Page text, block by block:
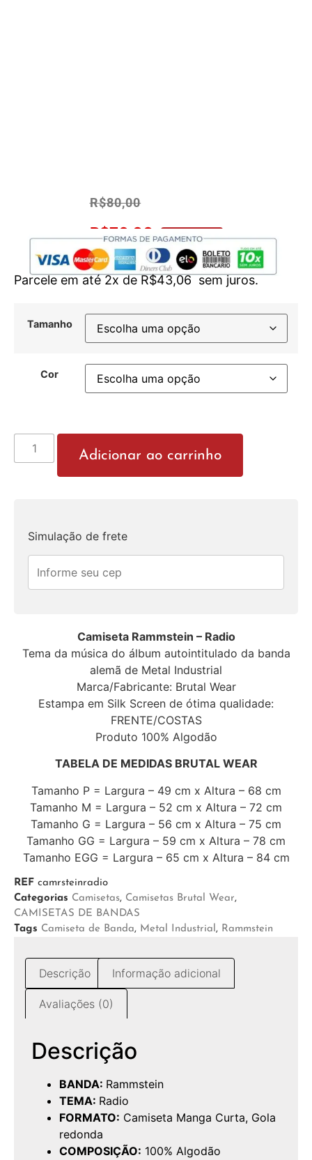
R$80,00
R$76,00 No Pix 5% OFF
Parcele em até 2x deR$43,06 sem juros.
Tamanho
Cor
Adicionar ao carrinho
Simulação de frete
Camiseta Rammstein – Radio
Tema da música do álbum autointitulado da banda
alemã de Metal Industrial
Marca/Fabricante: Brutal Wear
Estampa em Silk Screen de ótima qualidade:
FRENTE/COSTAS
Produto 100% Algodão
TABELA DE MEDIDAS BRUTAL WEAR
Tamanho P = Largura – 49 cm x Altura – 68 cm
Tamanho M = Largura – 52 cm x Altura – 72 cm
Tamanho G = Largura – 56 cm x Altura – 75 cm
Tamanho GG = Largura – 59 cm x Altura – 78 cm
Tamanho EGG = Largura – 65 cm x Altura – 84 cm
REF camrsteinradio
Categorias Camisetas, Camisetas Brutal Wear,
CAMISETAS DE BANDAS
Tags Camiseta de Banda, Metal Industrial, Rammstein
Descrição Informação adicional
Avaliações (0)
Descrição
BANDA: Rammstein
TEMA: Radio
FORMATO: Camiseta Manga Curta, Gola
redonda
COMPOSIÇÃO: 100% Algodão